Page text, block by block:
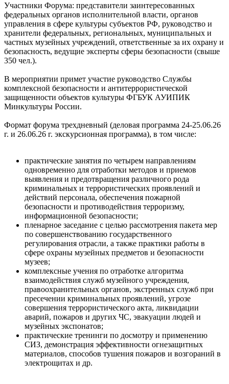
Участники Форума: представители заинтересованных
федеральных органов исполнительной власти, органов
управления в сфере культуры субъектов РФ, руководство и
хранители федеральных, региональных, муниципальных и
частных музейных учреждений, ответственные за их охрану и
безопасность, ведущие эксперты сферы безопасности (свыше
350 чел.).
В мероприятии примет участие руководство Службы
комплексной безопасности и антитеррористической
защищенности объектов культуры ФГБУК АУИПИК
Минкультуры России.
Формат форума трехдневный (деловая программа 24-25.06.26
г. и 26.06.26 г. экскурсионная программа), в том числе:
практические занятия по четырем направлениям
одновременно для отработки методов и приемов
выявления и предотвращения различного рода
криминальных и террористических проявлений и
действий персонала, обеспечения пожарной
безопасности и противодействия терроризму,
информационной безопасности;
пленарное заседание с целью рассмотрения пакета мер
по совершенствованию государственного
регулирования отрасли, а также практики работы в
сфере охраны музейных предметов и безопасности
музеев;
комплексные учения по отработке алгоритма
взаимодействия служб музейного учреждения,
правоохранительных органов, экстренных служб при
пресечении криминальных проявлений, угрозе
совершения террористического акта, ликвидации
аварий, пожаров и других ЧС, эвакуации людей и
музейных экспонатов;
практические тренинги по досмотру и применению
СИЗ, демонстрация эффективности огнезащитных
материалов, способов тушения пожаров и возгораний в
электрощитах и др.